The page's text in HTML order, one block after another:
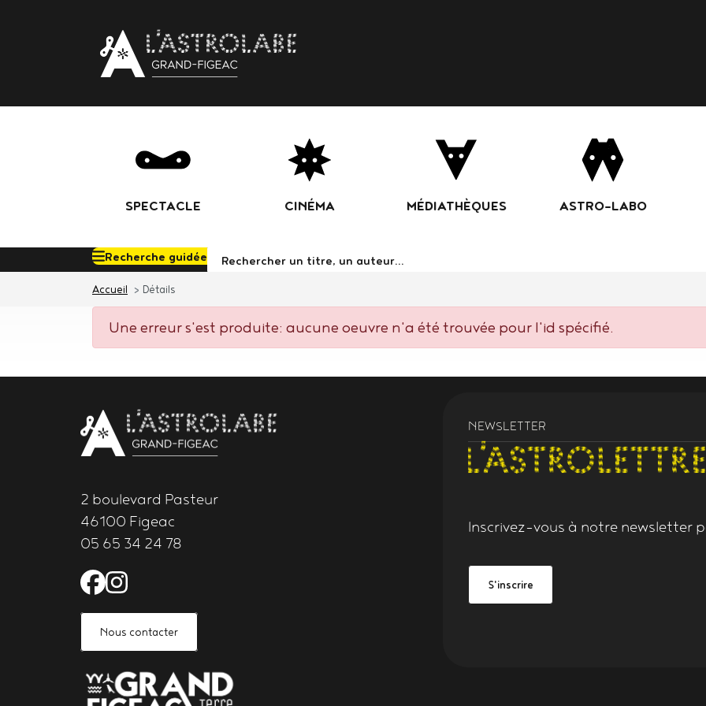
Body
SPECTACLE CINÉMA MÉDIATHÈQUES ASTRO-LABO
Rechercher dans le catalogue
Recherche guidée
Accueil Détails
Une erreur s'est produite: aucune oeuvre n'a été trouvée pour l'id spécifié.
2 boulevard Pasteur
46100 Figeac
05 65 34 24 78
Facebook de l'Astrolabe Grand Figeac
Instagram de l'Astrolabe Grand Figeac
Nous contacter
NEWSLETTER
Inscrivez-vous à notre newsletter
S'inscrire